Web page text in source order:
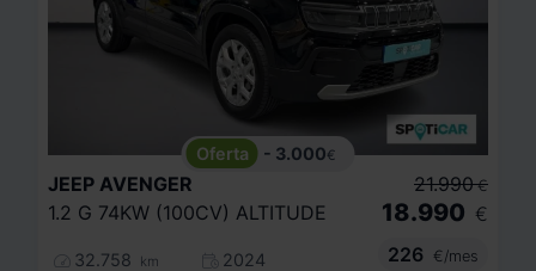
- 3.000€
JEEP AVENGER
1.2 G 74KW (100CV) ALTITUDE
32.758 km
2024
21.990 €
18.990 €
226
€/mes